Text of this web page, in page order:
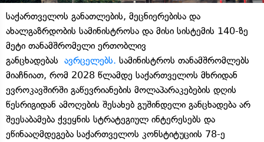
საქართველოს განათლების, მეცნიერებისა და
ახალგაზრდობის სამინისტროსა და მისი სისტემის 140-ზე
მეტი თანამშრომელი ერთობლივ
განცხადებას ავრცელებს. სამინისტროს თანამშრომლებს
მიაჩნიათ, რომ 2028 წლამდე საქართველოს მხრიდან
ევროკავშირში გაწევრიანების მოლაპარაკებების დღის
წესრიგიდან ამოღების შესახებ გუშინდელი განცხადება არ
შეესაბამება ქვეყნის სტრატეგიულ ინტერესებს და
ეწინააღმდეგება საქართველოს კონსტიტუციის 78-ე